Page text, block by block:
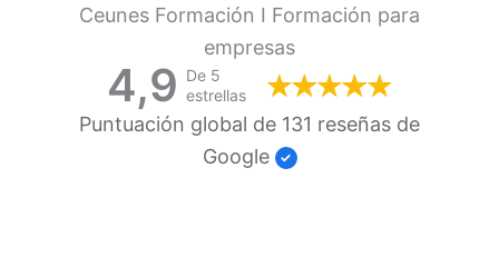
Ceunes Formación I Formación para
empresas
4,9 De 5
estrellas
Puntuación global de 131 reseñas de
Google